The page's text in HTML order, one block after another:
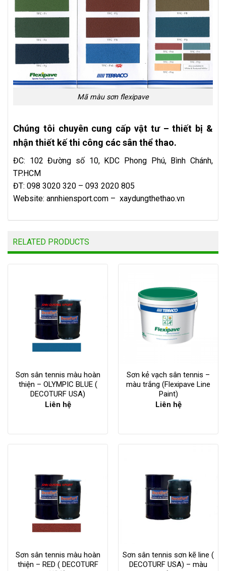
Mã màu sơn flexipave
Chúng tôi chuyên cung cấp vật tư – thiết bị &
nhận thiết kế thi công các sân thể thao.
ĐC: 102 Đường số 10, KDC Phong Phú, Bình Chánh,
TP.HCM
ĐT: 098 3020 320 – 093 2020 805
Website: annhiensport.com – xaydungthethao.vn
RELATED PRODUCTS
Sơn sân tennis màu hoàn
thiện – OLYMPIC BLUE (
DECOTURF USA)
Liên hệ
Sơn kẻ vạch sân tennis –
màu trắng (Flexipave Line
Paint)
Liên hệ
Sơn sân tennis màu hoàn
thiện – RED ( DECOTURF
Sơn sân tennis sơn kẽ line (
DECOTURF USA) – màu